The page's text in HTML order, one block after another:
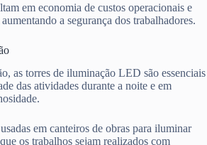
em economia de custos operacionais e
a segurança dos trabalhadores.
as torres de iluminação LED são essenciais
das atividades durante a noite e em
em canteiros de obras para iluminar
os trabalhos sejam realizados com